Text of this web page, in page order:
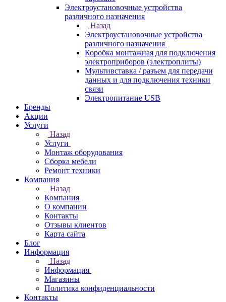
Электроустановочные устройства
различного назначения
Назад
Электроустановочные устройства
различного назначения
Коробка монтажная для подключения
электроприборов (электроплиты)
Мультивставка / разъем для передачи
данных и для подключения техники
связи
Электропитание USB
Бренды
Акции
Услуги
Назад
Услуги
Монтаж оборудования
Сборка мебели
Ремонт техники
Компания
Назад
Компания
О компании
Контакты
Отзывы клиентов
Карта сайта
Блог
Информация
Назад
Информация
Магазины
Политика конфиденциальности
Контакты